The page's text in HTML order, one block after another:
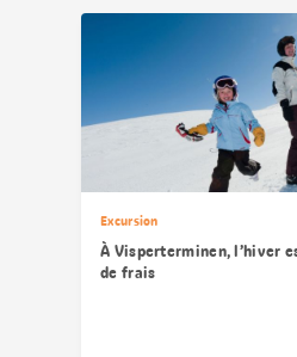
Excursion
À Visperterminen, l’hiver
de frais